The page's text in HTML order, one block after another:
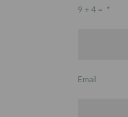
9 + 4 = *
Email